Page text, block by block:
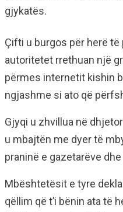
gjykatës.
Çifti u burgos për herë të
autoritetet rrethuan një
përmes internetit kishin
ngjashme si ato që
Gjyqi u zhvillua në
u mbajtën me dyer të
praninë e gazetarëve
Mbështetësit e tyre
qëllim që t’i bënin ata të